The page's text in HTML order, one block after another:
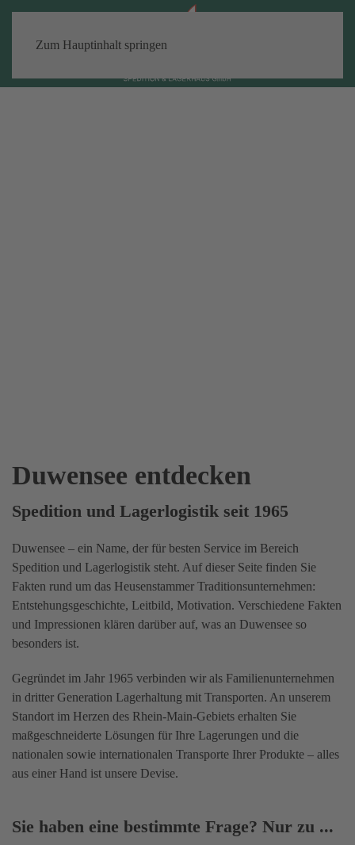
Zum Hauptinhalt springen
Duwensee entdecken
Spedition und Lagerlogistik seit 1965
Duwensee – ein Name, der für besten Service im Bereich
Spedition und Lagerlogistik steht. Auf dieser Seite finden Sie
Fakten rund um das Heusenstammer Traditionsunternehmen:
Entstehungsgeschichte, Leitbild, Motivation. Verschiedene Fakten
und Impressionen klären darüber auf, was an Duwensee so
besonders ist.
Gegründet im Jahr 1965 verbinden wir als Familienunternehmen
in dritter Generation Lagerhaltung mit Transporten. An unserem
Standort im Herzen des Rhein-Main-Gebiets erhalten Sie
maßgeschneiderte Lösungen für Ihre Lagerungen und die
nationalen sowie internationalen Transporte Ihrer Produkte – alles
aus einer Hand ist unsere Devise.
Sie haben eine bestimmte Frage? Nur zu ...